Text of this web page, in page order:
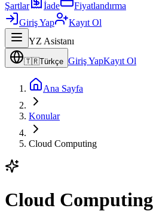
Şartlar
İade
Fiyatlandırma
Giriş Yap
Kayıt Ol
YZ Asistanı
🇹🇷Türkçe Giriş YapKayıt Ol
Ana Sayfa
Konular
Cloud Computing
Cloud Computing